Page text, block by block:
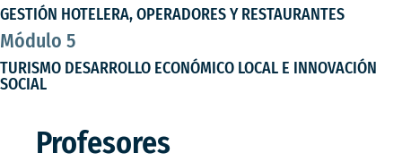
GESTIÓN HOTELERA, OPERADORES Y RESTAURANTES
Módulo 5
TURISMO DESARROLLO ECONÓMICO LOCAL E INNOVACIÓN
SOCIAL
Profesores